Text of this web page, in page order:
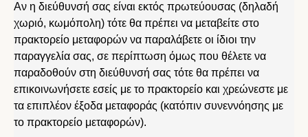
Αν η διεύθυνσή σας είναι εκτός πρωτεύουσας (δηλαδή
χωριό, κωμόπολη) τότε θα πρέπει να μεταβείτε στο
πρακτορείο μεταφορών να παραλάβετε οι ίδιοι την
παραγγελία σας, σε περίπτωση όμως που θέλετε να
παραδοθούν στη διεύθυνσή σας τότε θα πρέπει να
επικοινωνήσετε εσείς με το πρακτορείο και χρεώνεστε με
τα επιπλέον έξοδα μεταφοράς (κατόπιν συνεννόησης με
το πρακτορείο μεταφορών).